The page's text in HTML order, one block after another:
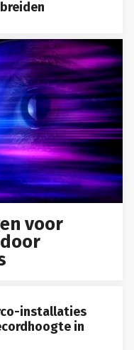
voor
installaties
in